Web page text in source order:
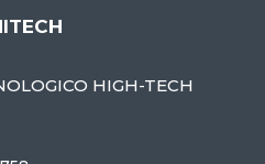
HIGH-TECH